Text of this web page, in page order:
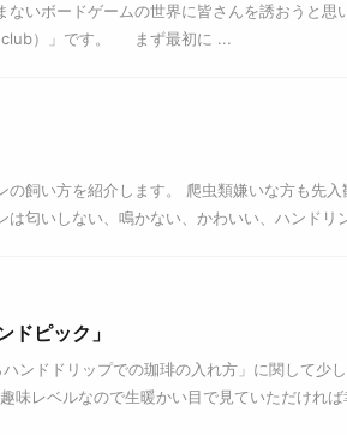
いボードゲームの世界に皆さんを誘おうと思
club）」です。 まず最初に ...
飼い方を紹介します。 爬虫類嫌いな方も先入
匂いしない、鳴かない、かわいい、ハンドリ
ピック」
ンドドリップでの珈琲の入れ方」に関して少
味レベルなので生暖かい目で見ていただけれ